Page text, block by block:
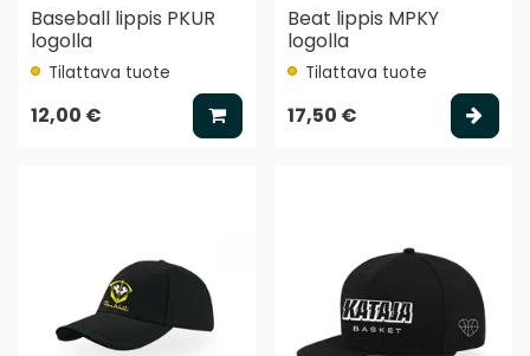
Baseball lippis PKUR
logolla
Tilattava tuote
12,00 € Lisää koriin
Beat lippis MPKY
logolla
Tilattava tuote
17,50 €